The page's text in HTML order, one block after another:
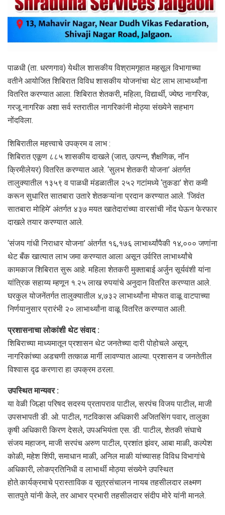
पाळधी (ता. धरणगाव) येथील शासकीय विश्रामगृहात महसूल विभागाच्या
वतीने आयोजित शिबिरात विविध शासकीय योजनांचा थेट लाभ लाभार्थ्यांना
वितरित करण्यात आला. शिबिरात शेतकरी, महिला, विद्यार्थी, ज्येष्ठ नागरिक,
गरजू नागरिक अशा सर्व स्तरातील नागरिकांनी मोठ्या संख्येने सहभाग
नोंदविला.
शिबिरातील महत्त्वाचे उपक्रम व लाभ :
शिबिरात एकूण ८८५ शासकीय दाखले (जात, उत्पन्न, शैक्षणिक, नॉन
क्रिमीलेयर) वितरित करण्यात आले. ‘सुलभ शेतकरी योजना’ अंतर्गत
तालुक्यातील १३५९ व पाळधी मंडळातील २५२ गटांमध्ये ‘तुकडा’ शेरा कमी
करून सुधारित सातबारा उतारे शेतकऱ्यांना प्रदान करण्यात आले. ‘जिवंत
सातबारा मोहिमे’ अंतर्गत ४३७ मयत खातेदारांच्या वारसांची नोंद घेऊन फेरफार
दाखले तयार करण्यात आले.
‘संजय गांधी निराधार योजना’ अंतर्गत १६,१७६ लाभार्थ्यांपैकी १४,००० जणांना
थेट बँक खात्यात लाभ जमा करण्यात आला असून उर्वरित लाभार्थ्यांचे
कामकाज शिबिरात सुरू आहे. महिला शेतकरी मुक्ताबाई अर्जुन सूर्यवंशी यांना
यांत्रिक सहाय्य म्हणून १.२५ लाख रुपयांचे अनुदान वितरित करण्यात आले.
घरकुल योजनेंतर्गत तालुक्यातील ४,७३२ लाभार्थ्यांना मोफत वाळू वाटपाच्या
निर्णयानुसार प्रारंभी २० लाभार्थ्यांना वाळू वितरित करण्यात आली.
प्रशासनाचा लोकांशी थेट संवाद :
शिबिराच्या माध्यमातून प्रशासन थेट जनतेच्या दारी पोहोचले असून,
नागरिकांच्या अडचणी तत्काळ मार्गी लावण्यात आल्या. प्रशासन व जनतेतील
विश्वास दृढ करणारा हा उपक्रम ठरला.
उपस्थित मान्यवर :
या वेळी जिल्हा परिषद सदस्य प्रतापराव पाटील, सरपंच विजय पाटील, माजी
उपसभापती डी. ओ. पाटील, गटविकास अधिकारी अजितसिंग पवार, तालुका
कृषी अधिकारी किरण देसले, उपअभियंता एस. डी. पाटील, शेतकी संघाचे
संजय महाजन, माजी सरपंच अरुण पाटील, प्रशांत झंवर, आबा माळी, कल्पेश
कोळी, महेश शिंपी, समाधान माळी, अनिल माळी यांच्यासह विविध विभागांचे
अधिकारी, लोकप्रतिनिधी व लाभार्थी मोठ्या संख्येने उपस्थित
होते.कार्यक्रमाचे प्रास्ताविक व सूत्रसंचालन नायब तहसीलदार लक्ष्मण
सातपुते यांनी केले, तर आभार प्रभारी तहसीलदार संदीप मोरे यांनी मानले.